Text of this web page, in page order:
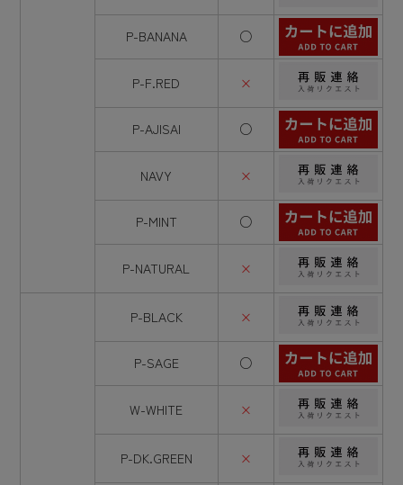
P-BANANA ○
P-F.RED ×
P-AJISAI ○
NAVY ×
P-MINT ○
P-NATURAL ×
P-BLACK ×
P-SAGE ○
W-WHITE ×
P-DK.GREEN ×